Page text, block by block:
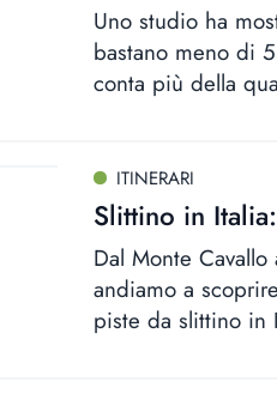
Uno studio ha
bastano meno di
conta più della
ITINERARI
Slittino in
Dal Monte
andiamo a
piste da slittino in